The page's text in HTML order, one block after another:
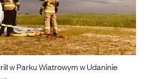
w Parku Wiatrowym w Udaninie